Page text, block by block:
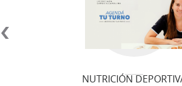
OSTEOPATÍA